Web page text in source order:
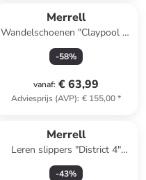
Merrell
Wandelschoenen "Claypool 2"
grijs
-58%
vanaf: € 63,99
Adviesprijs (AVP): € 155,00*
Merrell
Leren slippers "District 4"
bruin
-43%